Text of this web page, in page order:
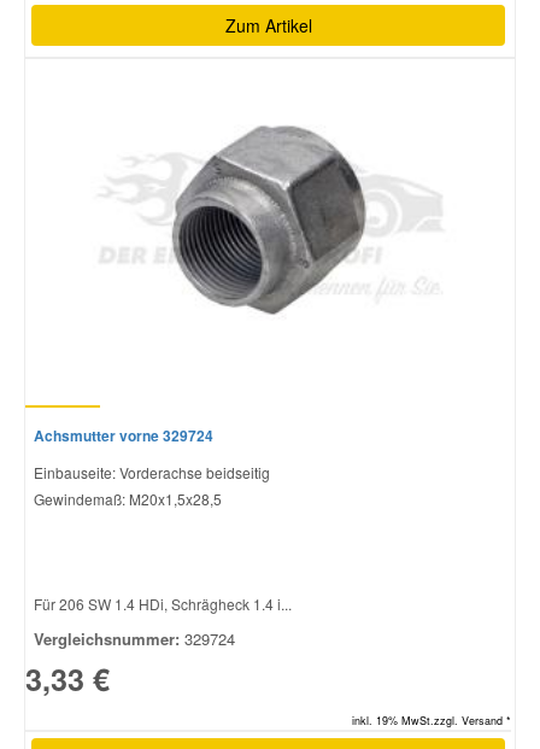
Zum Artikel
Achsmutter vorne 329724
Einbauseite: Vorderachse beidseitig
Gewindemaß: M20x1,5x28,5
Für 206 SW 1.4 HDi, Schrägheck 1.4 i...
Vergleichsnummer: 329724
3,33 €
inkl. 19% MwSt.zzgl. Versand *